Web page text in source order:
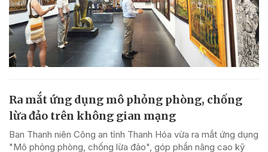
Ra mắt ứng dụng mô phỏng phòng, chống
lừa đảo trên không gian mạng
Ban Thanh niên Công an tỉnh Thanh Hóa vừa ra mắt ứng dụng
"Mô phỏng phòng, chống lừa đảo", góp phần nâng cao kỹ